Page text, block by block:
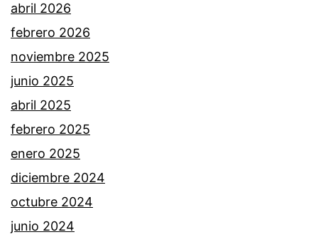
abril 2026
febrero 2026
noviembre 2025
junio 2025
abril 2025
febrero 2025
enero 2025
diciembre 2024
octubre 2024
junio 2024